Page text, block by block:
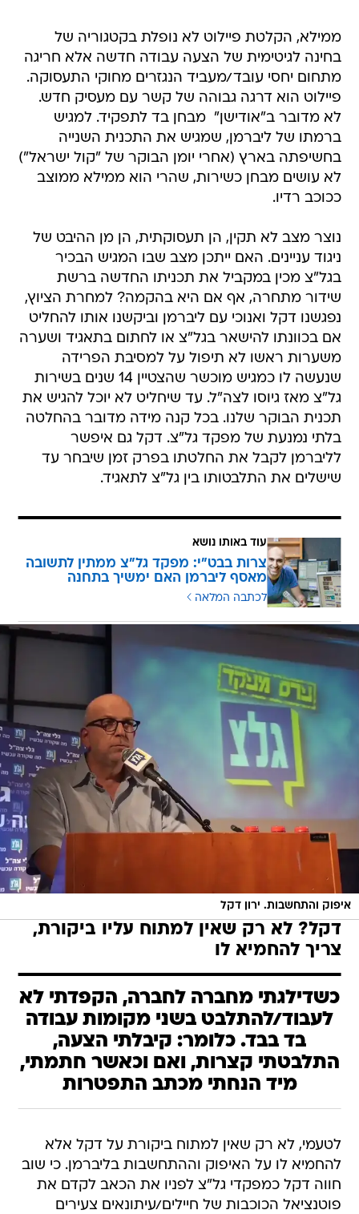
ממילא, הקלטת פיילוט לא נופלת בקטגוריה של
בחינה לגיטימית של הצעה עבודה חדשה אלא חריגה
מתחום יחסי עובד/מעביד הנגזרים מחוקי התעסוקה.
פיילוט הוא דרגה גבוהה של קשר עם מעסיק חדש.
לא מדובר ב"אודישן"  מבחן בד לתפקיד. למגיש
ברמתו של ליברמן, שמגיש את התכנית השנייה
בחשיפתה בארץ (אחרי יומן הבוקר של "קול ישראל")
לא עושים מבחן כשירות, שהרי הוא ממילא ממוצב
ככוכב רדיו.
נוצר מצב לא תקין, הן תעסוקתית, הן מן ההיבט של
ניגוד עניינים. האם ייתכן מצב שבו המגיש הבכיר
בגל"צ מכין במקביל את תכניתו החדשה ברשת
שידור מתחרה, אף אם היא בהקמה? למחרת הציוץ,
נפגשנו דקל ואנוכי עם ליברמן וביקשנו אותו להחליט
אם בכוונתו להישאר בגל"צ או לחתום בתאגיד ושערה
משערות ראשו לא תיפול על למסיבת הפרידה
שנעשה לו כמגיש מוכשר שהצטיין 14 שנים בשירות
גל"צ מאז גיוסו לצה"ל. עד שיחליט לא יוכל להגיש את
תכנית הבוקר שלנו. בכל קנה מידה מדובר בהחלטה
בלתי נמנעת של מפקד גל"צ. דקל גם איפשר
לליברמן לקבל את החלטתו בפרק זמן שיבחר עד
שישלים את התלבטותו בין גל"צ לתאגיד.
עוד באותו נושא
צרות בבט"י: מפקד גל"צ ממתין לתשובה
מאסף ליברמן האם ימשיך בתחנה
לכתבה המלאה
איפוק והתחשבות. ירון דקל
דקל? לא רק שאין למתוח עליו ביקורת,
צריך להחמיא לו
כשדילגתי מחברה לחברה, הקפדתי לא
לעבוד/להתלבט בשני מקומות עבודה
בד בבד. כלומר: קיבלתי הצעה,
התלבטתי קצרות, ואם וכאשר חתמתי,
מיד הנחתי מכתב התפטרות
לטעמי, לא רק שאין למתוח ביקורת על דקל אלא
להחמיא לו על האיפוק וההתחשבות בליברמן. כי שוב
חווה דקל כמפקדי גל"צ לפניו את הכאב לקדם את
פוטנציאל הכוכבות של חיילים/עיתונאים צעירים